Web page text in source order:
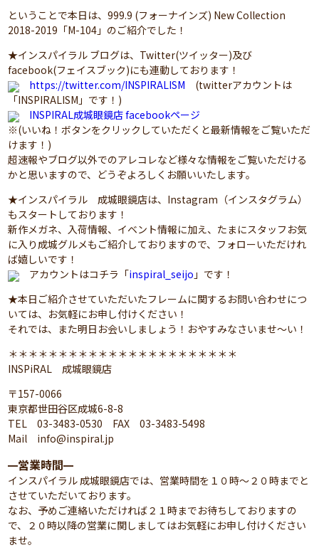
ということで本日は、999.9 (フォーナインズ) New Collection
2018-2019「M-104」のご紹介でした！
★インスパイラル ブログは、Twitter(ツイッター)及び
facebook(フェイスブック)にも連動しております！
https://twitter.com/INSPIRALISM (twitterアカウントは
「INSPIRALISM」です！)
INSPIRAL成城眼鏡店 facebookページ
※(いいね！ボタンをクリックしていただくと最新情報をご覧いただ
けます！)
超速報やブログ以外でのアレコレなど様々な情報をご覧いただける
かと思いますので、どうぞよろしくお願いいたします。
★インスパイラル 成城眼鏡店は、Instagram（インスタグラム）
もスタートしております！
新作メガネ、入荷情報、イベント情報に加え、たまにスタッフお気
に入り成城グルメもご紹介しておりますので、フォローいただけれ
ば嬉しいです！
アカウントはコチラ「inspiral_seijo 」です！
★本日ご紹介させていただいたフレームに関するお問い合わせにつ
いては、お気軽にお申し付けください！
それでは、また明日お会いしましょう！おやすみなさいませ～い！
＊＊＊＊＊＊＊＊＊＊＊＊＊＊＊＊＊＊＊＊＊＊＊
INSPiRAL 成城眼鏡店
〒157-0066
東京都世田谷区成城6-8-8
TEL 03-3483-0530 FAX 03-3483-5498
Mail info@inspiral.jp
━営業時間━
インスパイラル 成城眼鏡店では、営業時間を１０時～２０時までと
させていただいております。
なお、予めご連絡いただければ２１時までお待ちしておりますの
で、２０時以降の営業に関しましてはお気軽にお申し付けください
ませ。